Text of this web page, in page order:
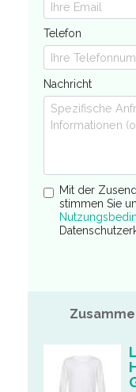
Telefon
Nachricht
Mit der
stimmen Sie